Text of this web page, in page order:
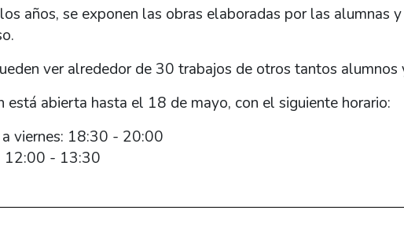
años, se exponen las obras elaboradas por las alumnas
ver alrededor de 30 trabajos de otros tantos alumnos
está abierta hasta el 18 de mayo, con el siguiente horario:
viernes: 18:30 - 20:00
12:00 - 13:30